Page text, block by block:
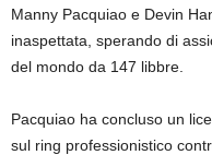
Manny Pacquiao e Devin
inaspettata, sperando di
del mondo da 147 libbre.
Pacquiao ha concluso un
sul ring professionistico